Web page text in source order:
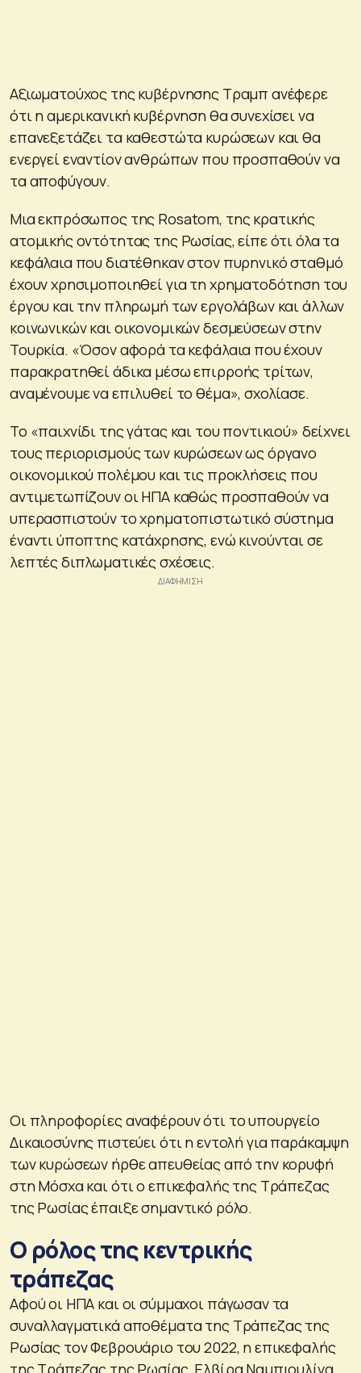
Αξιωματούχος της κυβέρνησης Τραμπ ανέφερε
ότι η αμερικανική κυβέρνηση θα συνεχίσει να
επανεξετάζει τα καθεστώτα κυρώσεων και θα
ενεργεί εναντίον ανθρώπων που προσπαθούν να
τα αποφύγουν.
Μια εκπρόσωπος της Rosatom, της κρατικής
ατομικής οντότητας της Ρωσίας, είπε ότι όλα τα
κεφάλαια που διατέθηκαν στον πυρηνικό σταθμό
έχουν χρησιμοποιηθεί για τη χρηματοδότηση του
έργου και την πληρωμή των εργολάβων και άλλων
κοινωνικών και οικονομικών δεσμεύσεων στην
Τουρκία. «Όσον αφορά τα κεφάλαια που έχουν
παρακρατηθεί άδικα μέσω επιρροής τρίτων,
αναμένουμε να επιλυθεί το θέμα», σχολίασε.
Το «παιχνίδι της γάτας και του ποντικιού» δείχνει
τους περιορισμούς των κυρώσεων ως όργανο
οικονομικού πολέμου και τις προκλήσεις που
αντιμετωπίζουν οι ΗΠΑ καθώς προσπαθούν να
υπερασπιστούν το χρηματοπιστωτικό σύστημα
έναντι ύποπτης κατάχρησης, ενώ κινούνται σε
λεπτές διπλωματικές σχέσεις.
Οι πληροφορίες αναφέρουν ότι το υπουργείο
Δικαιοσύνης πιστεύει ότι η εντολή για παράκαμψη
των κυρώσεων ήρθε απευθείας από την κορυφή
στη Μόσχα και ότι ο επικεφαλής της Τράπεζας
της Ρωσίας έπαιξε σημαντικό ρόλο.
Ο ρόλος της κεντρικής
τράπεζας
Αφού οι ΗΠΑ και οι σύμμαχοι πάγωσαν τα
συναλλαγματικά αποθέματα της Τράπεζας της
Ρωσίας τον Φεβρουάριο του 2022, η επικεφαλής
της Τράπεζας της Ρωσίας, Ελβίρα Ναμπιουλίνα,